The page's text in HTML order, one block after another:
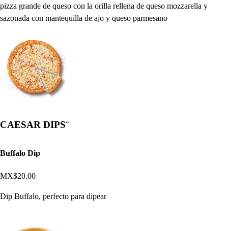
pizza grande de queso con la orilla rellena de queso mozzarella y
sazonada con mantequilla de ajo y queso parmesano
CAESAR DIPS¨
Buffalo Dip
MX$20.00
Dip Buffalo, perfecto para dipear